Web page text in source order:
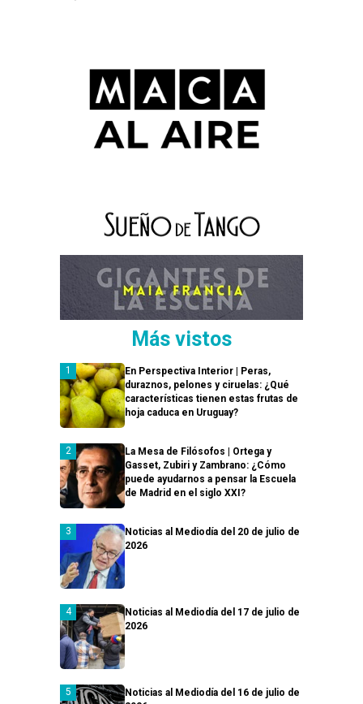
Más vistos
En Perspectiva Interior | Peras,
duraznos, pelones y ciruelas: ¿Qué
características tienen estas frutas de
hoja caduca en Uruguay?
La Mesa de Filósofos | Ortega y
Gasset, Zubiri y Zambrano: ¿Cómo
puede ayudarnos a pensar la Escuela
de Madrid en el siglo XXI?
Noticias al Mediodía del 20 de julio de
2026
Noticias al Mediodía del 17 de julio de
2026
Noticias al Mediodía del 16 de julio de